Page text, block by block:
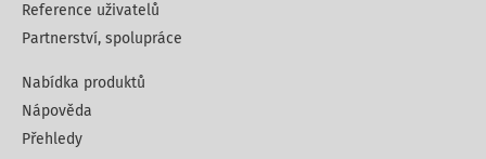
Reference uživatelů
Partnerství, spolupráce
Nabídka produktů
Nápověda
Přehledy